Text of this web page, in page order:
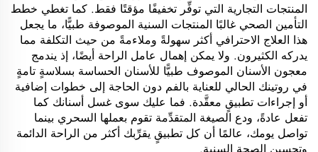
المنتجات التجارية التي توفِّر تخفيفًا مؤقتًا فقط. كما تغطي خطط
التأمين الصحي غالبًا المنتجات السنية الموصوفة طبيًّا، ما يجعل
هذا العلاج الاحترافي أكثر سهولةً وملاءمةً من حيث التكلفة مما
يدركه الكثيرون. ولا يمكن إهمال عامل الراحة أيضًا، إذ يندمج
معجون الأسنان الموصوف طبيًّا للأسنان الحساسة بسلاسةٍ تامةٍ
في روتينك الحالي للعناية بالفم دون الحاجة إلى خطوات إضافية
أو إجراءات تطبيقٍ معقَّدة. فما عليك سوى غسل أسنانك كما
تفعل عادةً، ودع الصيغة المتقدِّمة تقوم بعملها السحري بينما
تواصل يومك، عالمًا أن كل تطبيقٍ يقرِّبك أكثر من الراحة الدائمة